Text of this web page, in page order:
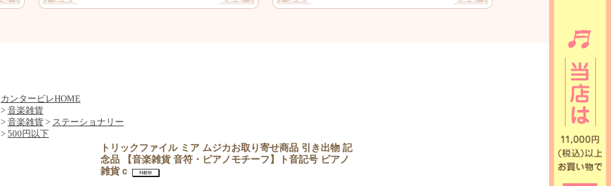
カンタービレHOME
> 音楽雑貨
> 音楽雑貨 > ステーショナリー
> 500円以下
トリックファイル ミア ムジカお取り寄せ商品 引き出物 記
念品 【音楽雑貨 音符・ピアノモチーフ】ト音記号 ピアノ
雑貨ｃ